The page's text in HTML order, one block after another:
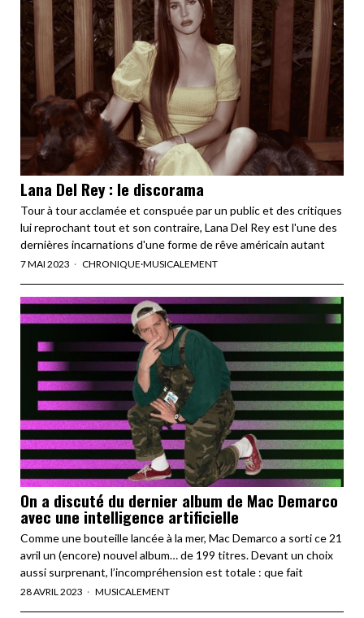
Lana Del Rey : le discorama
Tour à tour acclamée et conspuée par un public et des critiques
lui reprochant tout et son contraire, Lana Del Rey est l'une des
dernières incarnations d'une forme de rêve américain autant
7 MAI 2023 CHRONIQUE·MUSICALEMENT
On a discuté du dernier album de Mac Demarco
avec une intelligence artificielle
Comme une bouteille lancée à la mer, Mac Demarco a sorti ce 21
avril un (encore) nouvel album… de 199 titres. Devant un choix
aussi surprenant, l’incompréhension est totale : que fait
28 AVRIL 2023 MUSICALEMENT